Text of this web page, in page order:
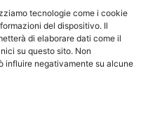
tecnologie come i cookie
del dispositivo. Il
di elaborare dati come il
su questo sito. Non
influire negativamente su alcune
momento
Potrebbe Essere per
alla Quinta